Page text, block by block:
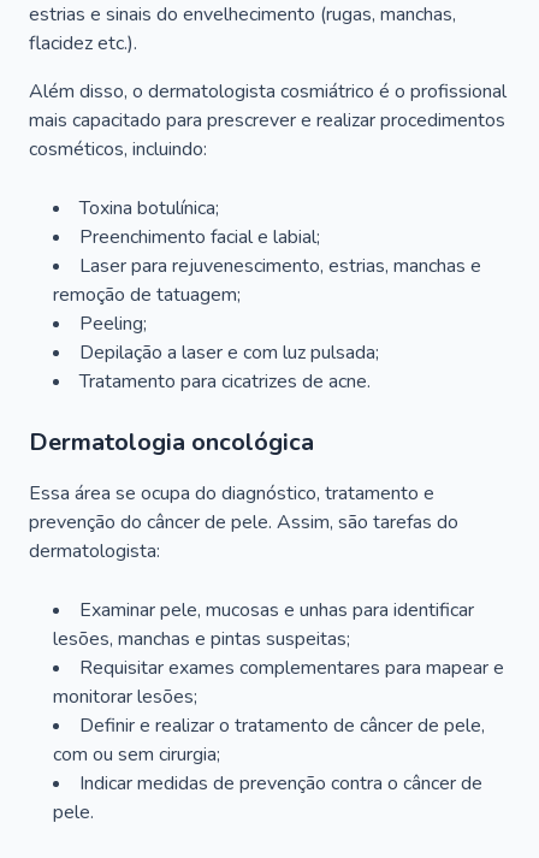
estrias e sinais do envelhecimento (rugas, manchas,
flacidez etc.).
Além disso, o dermatologista cosmiátrico é o profissional
mais capacitado para prescrever e realizar procedimentos
cosméticos, incluindo:
Toxina botulínica;
Preenchimento facial e labial;
Laser para rejuvenescimento, estrias, manchas e
remoção de tatuagem;
Peeling;
Depilação a laser e com luz pulsada;
Tratamento para cicatrizes de acne.
Dermatologia oncológica
Essa área se ocupa do diagnóstico, tratamento e
prevenção do câncer de pele. Assim, são tarefas do
dermatologista:
Examinar pele, mucosas e unhas para identificar
lesões, manchas e pintas suspeitas;
Requisitar exames complementares para mapear e
monitorar lesões;
Definir e realizar o tratamento de câncer de pele,
com ou sem cirurgia;
Indicar medidas de prevenção contra o câncer de
pele.